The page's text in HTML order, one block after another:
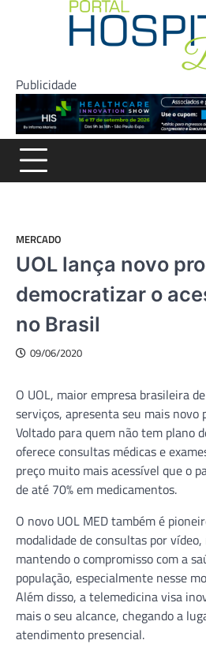
Publicidade
MERCADO
UOL lança novo
democratizar o
no Brasil
09/06/2020
O UOL, maior empresa brasileira
serviços, apresenta seu mais novo
Voltado para quem não tem plano
oferece consultas médicas e
preço muito mais acessível que o
de até 70% em medicamentos.
O novo UOL MED também é
modalidade de consultas por
mantendo o compromisso com a
população, especialmente nesse
Além disso, a telemedicina visa
mais o seu alcance, chegando a
atendimento presencial.